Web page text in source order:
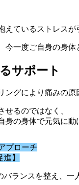
えているストレス
今一度ご自身の身
サポート
ングにより痛みの原
せるのではなく、
身の身体で元気に動
プローチ
】
バランスを整え、